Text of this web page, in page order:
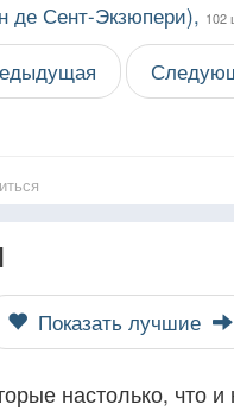
де Сент-Экзюпери), 102
Показать лучшие
настолько, что